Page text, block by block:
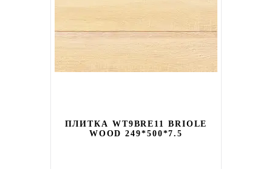
ПЛИТКА WT9BRE11 BRIOLE
WOOD 249*500*7.5